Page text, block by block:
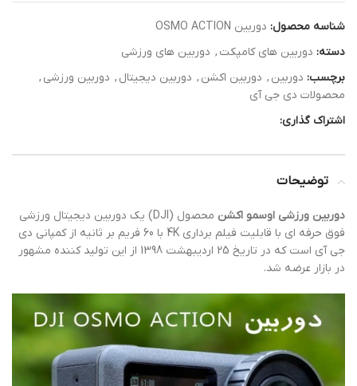
شناسه محصول: دوربین OSMO ACTION
دسته: دوربین های کامپکت , دوربین های ورزشی
برچسب: دوربین , دوربین اکشن , دوربین دیجیتال , دوربین ورزشی ,
محصولات دی جی آی
اشتراک گذاری:
توضیحات
دوربین ورزشی اوسمو اکشن
محصول (DJI) یک دوربین دیجیتال ورزشی
فوق حرفه ای با قابلیت فیلم برداری 4K با 60 فریم بر ثانیه از کمپانی دی
جی آی است که در تاریخ 25 اردیبهشت 1398 از این تولید کننده مشهور
در بازار عرضه شد.